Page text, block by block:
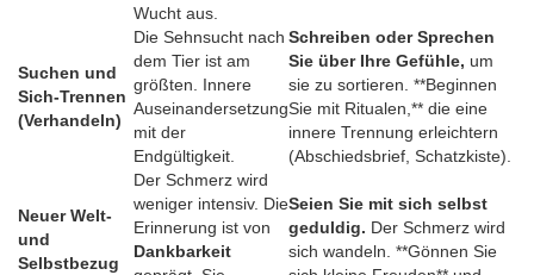
Wucht aus.
Suchen und
Sich-Trennen
(Verhandeln)
Die Sehnsucht nach
dem Tier ist am
größten. Innere
Auseinandersetzung
mit der
Endgültigkeit.
Schreiben oder Sprechen
Sie über Ihre Gefühle, um
sie zu sortieren. **Beginnen
Sie mit Ritualen,** die eine
innere Trennung erleichtern
(Abschiedsbrief, Schatzkiste).
Neuer Welt-
und
Selbstbezug
Der Schmerz wird
weniger intensiv. Die
Erinnerung ist von
Dankbarkeit
Seien Sie mit sich selbst
geduldig. Der Schmerz wird
sich wandeln. **Gönnen Sie